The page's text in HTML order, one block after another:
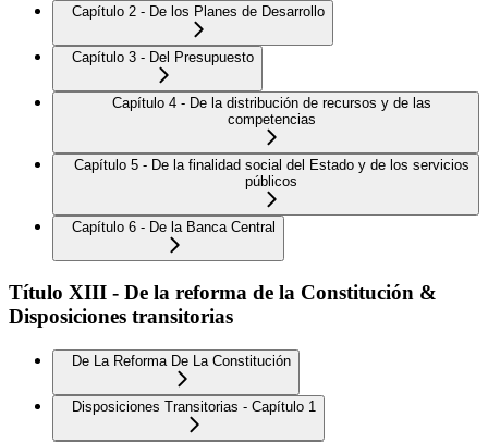
Capítulo 2 - De los Planes de Desarrollo
Capítulo 3 - Del Presupuesto
Capítulo 4 - De la distribución de recursos y de las
competencias
Capítulo 5 - De la finalidad social del Estado y de los servicios
públicos
Capítulo 6 - De la Banca Central
Título XIII - De la reforma de la Constitución &
Disposiciones transitorias
De La Reforma De La Constitución
Disposiciones Transitorias - Capítulo 1